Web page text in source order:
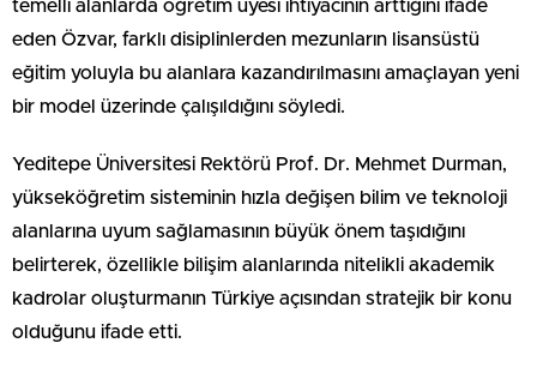
temelli alanlarda öğretim üyesi ihtiyacının arttığını ifade
eden Özvar, farklı disiplinlerden mezunların lisansüstü
eğitim yoluyla bu alanlara kazandırılmasını amaçlayan yeni
bir model üzerinde çalışıldığını söyledi.
Yeditepe Üniversitesi Rektörü Prof. Dr. Mehmet Durman,
yükseköğretim sisteminin hızla değişen bilim ve teknoloji
alanlarına uyum sağlamasının büyük önem taşıdığını
belirterek, özellikle bilişim alanlarında nitelikli akademik
kadrolar oluşturmanın Türkiye açısından stratejik bir konu
olduğunu ifade etti.